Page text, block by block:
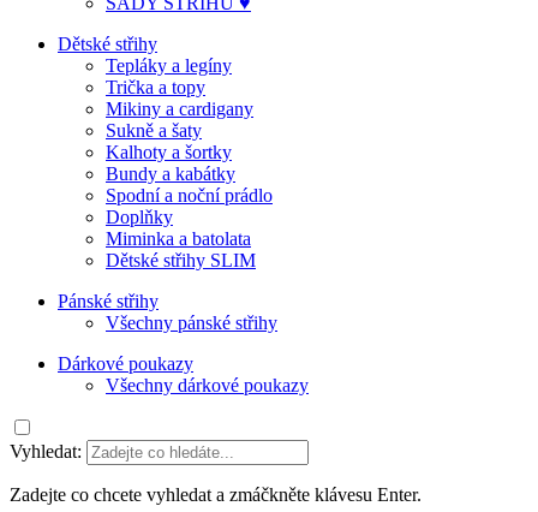
Dětské střihy
Tepláky a legíny
Trička a topy
Mikiny a cardigany
Sukně a šaty
Kalhoty a šortky
Bundy a kabátky
Spodní a noční prádlo
Doplňky
Miminka a batolata
Dětské střihy SLIM
Pánské střihy
Všechny pánské střihy
Dárkové poukazy
Všechny dárkové poukazy
Vyhledat:
Zadejte co chcete vyhledat a zmáčkněte klávesu Enter.